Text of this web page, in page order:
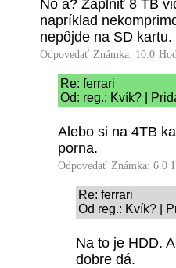
No a? Zaplniť 8 TB
napríklad
nepôjde na SD kartu.
Odpovedať Známka: 10.0
Re: ferrari
Od: reg.: Kvík? |
Alebo si na 4TB
porna.
Odpovedať Známka: 6.0
Re: ferrari
Od reg.: Kvík? |
Na to je HDD.
dobre dá.